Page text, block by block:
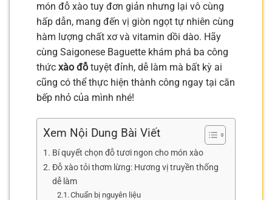
món đỗ xào tuy đơn giản nhưng lại vô cùng
hấp dẫn, mang đến vị giòn ngọt tự nhiên cùng
hàm lượng chất xơ và vitamin dồi dào. Hãy
cùng Saigonese Baguette khám phá ba công
thức xào đỗ tuyệt đỉnh, dễ làm mà bất kỳ ai
cũng có thể thực hiện thành công ngay tại căn
bếp nhỏ của mình nhé!
Xem Nội Dung Bài Viết
Bí quyết chọn đỗ tươi ngon cho món xào
Đỗ xào tỏi thơm lừng: Hương vị truyền thống
dễ làm
Chuẩn bị nguyên liệu